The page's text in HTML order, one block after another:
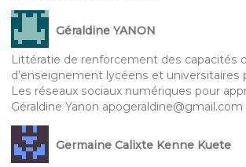
Géraldine YANON
Littératie de renforcement des capacités
d’enseignement lycéens et universitaires
Les réseaux sociaux numériques pour
Géraldine Yanon apogeraldine@gmail.com
Germaine Calixte Kenne Kuete